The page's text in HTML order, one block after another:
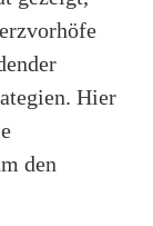
Hier
den